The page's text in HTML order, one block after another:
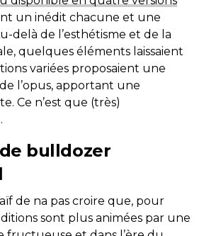
un inédit chacune et une
delà de l’esthétisme et de la
quelques éléments laissaient
variées proposaient une
l’opus, apportant une
Ce n’est que (très)
bulldozer
de na pas croire que, pour
sont plus animées par une